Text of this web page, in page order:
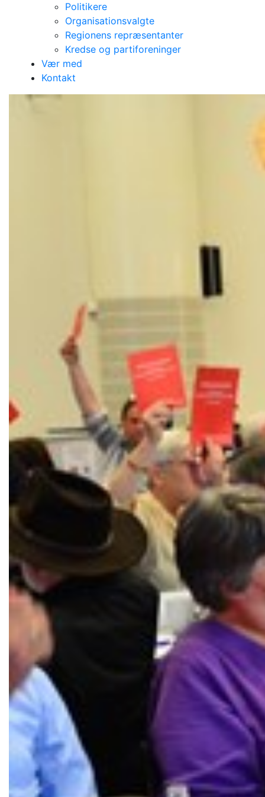
Politikere
Organisationsvalgte
Regionens repræsentanter
Kredse og partiforeninger
Vær med
Kontakt
De nye i Regionen